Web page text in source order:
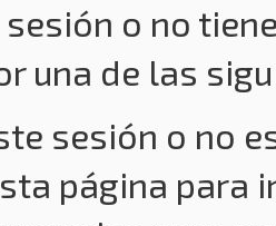
o no
una de las
sesión o no
página para